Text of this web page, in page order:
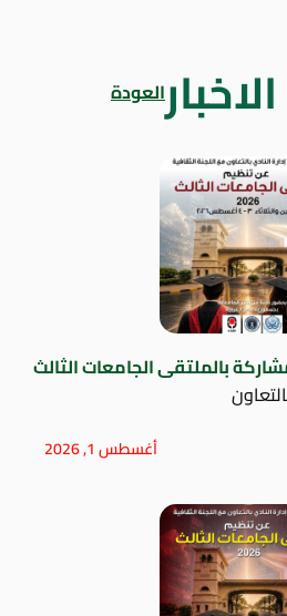
العودة
بالملتقى الجامعات الثالث
أغسطس 1, 2026